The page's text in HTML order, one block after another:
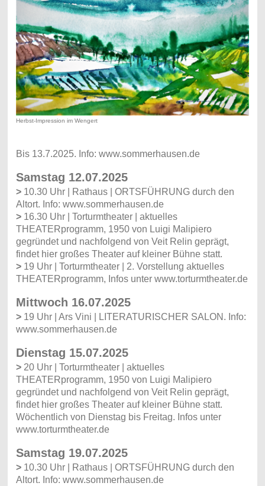
Herbst-Impression im Wengert
Bis 13.7.2025. Info: www.sommerhausen.de
Samstag 12.07.2025
> 10.30 Uhr | Rathaus | ORTSFÜHRUNG durch den
Altort. Info: www.sommerhausen.de
> 16.30 Uhr | Torturmtheater | aktuelles
THEATERprogramm, 1950 von Luigi Malipiero
gegründet und nachfolgend von Veit Relin geprägt,
findet hier großes Theater auf kleiner Bühne statt.
> 19 Uhr | Torturmtheater | 2. Vorstellung aktuelles
THEATERprogramm, Infos unter www.torturmtheater.de
Mittwoch 16.07.2025
> 19 Uhr | Ars Vini | LITERATURISCHER SALON. Info:
www.sommerhausen.de
Dienstag 15.07.2025
> 20 Uhr | Torturmtheater | aktuelles
THEATERprogramm, 1950 von Luigi Malipiero
gegründet und nachfolgend von Veit Relin geprägt,
findet hier großes Theater auf kleiner Bühne statt.
Wöchentlich von Dienstag bis Freitag. Infos unter
www.torturmtheater.de
Samstag 19.07.2025
> 10.30 Uhr | Rathaus | ORTSFÜHRUNG durch den
Altort. Info: www.sommerhausen.de